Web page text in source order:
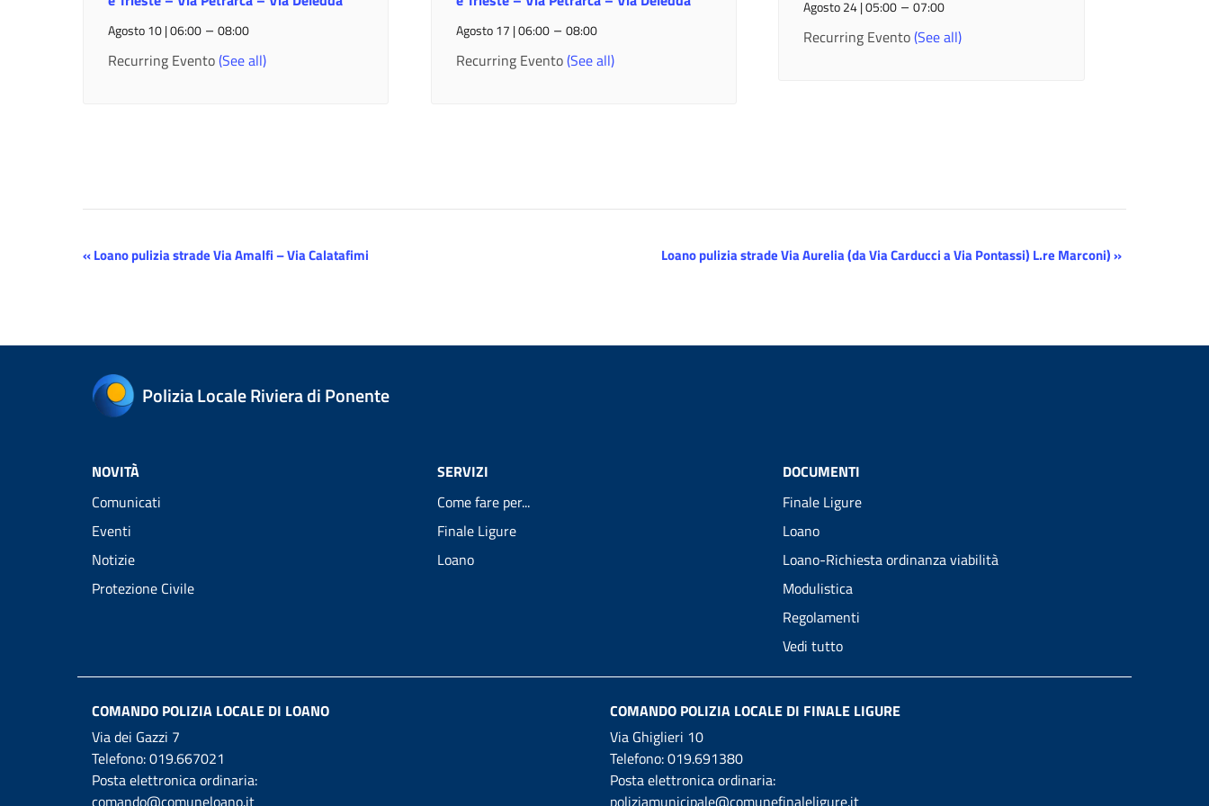
Agosto 10 | 06:00 –08:00
Recurring Evento(See all)
Agosto 17 | 06:00– 08:00
Recurring Evento(See all)
Agosto 24 | 05:00 –07:00
Recurring Evento(See all)
Evento
«Loano pulizia strade Via Amalfi – Via Calatafimi Loano pulizia strade Via Aurelia (da Via Carducci a Via Pontassi) L.re Marconi)»
Polizia Locale Riviera di Ponente
NOVITÀ
Comunicati
Eventi
Notizie
Protezione Civile
SERVIZI
Come fare per...
Finale Ligure
Loano
DOCUMENTI
Finale Ligure
Loano
Loano-Richiesta ordinanza viabilità
Modulistica
Regolamenti
Vedi tutto
COMANDO POLIZIA LOCALE DI LOANO
Via dei Gazzi 7
Telefono:019.667021
Posta elettronica ordinaria:
comando@comuneloano.it
COMANDO POLIZIA LOCALE DI FINALE LIGURE
Via Ghiglieri 10
Telefono:019.691380
Posta elettronica ordinaria:
poliziamunicipale@comunefinaleligure.it